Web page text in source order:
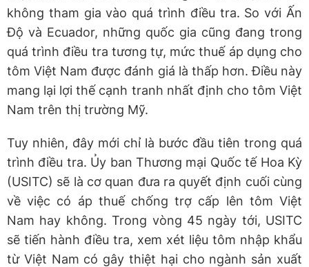
không tham gia vào quá trình điều tra. So với Ấn
Độ và Ecuador, những quốc gia cũng đang trong
quá trình điều tra tương tự, mức thuế áp dụng cho
tôm Việt Nam được đánh giá là thấp hơn. Điều này
mang lại lợi thế cạnh tranh nhất định cho tôm Việt
Nam trên thị trường Mỹ.
Tuy nhiên, đây mới chỉ là bước đầu tiên trong quá
trình điều tra. Ủy ban Thương mại Quốc tế Hoa Kỳ
(USITC) sẽ là cơ quan đưa ra quyết định cuối cùng
về việc có áp thuế chống trợ cấp lên tôm Việt
Nam hay không. Trong vòng 45 ngày tới, USITC
sẽ tiến hành điều tra, xem xét liệu tôm nhập khẩu
từ Việt Nam có gây thiệt hại cho ngành sản xuất